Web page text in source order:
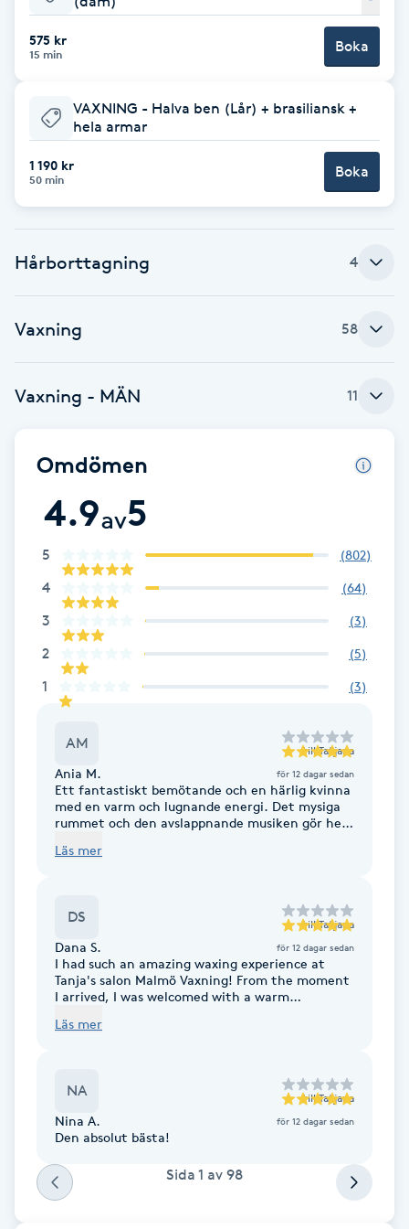
Babylights
Balayage
Bambumassage
Barber
Blowout
Bottenfärg
Bröllopsuppsättning
Celluliter
Color correction
Cryoterapi
Dermapen
Diamantslipning
Extensions
Extensions borttagning
Eyeliner-tatuering
575 kr
15 min Boka
VAXNING - Halva ben (Lår) + brasiliansk +
hela armar
1 190 kr
50 min Boka
Hårborttagning 4
Vaxning 58
Vaxning - MÄN 11
Omdömen
4.9av5
5 (802)
4 (64)
3 (3)
2 (5)
1 (3)
AM till Tatjana
Ania M. för 12 dagar sedan
Ett fantastiskt bemötande och en härlig kvinna
med en varm och lugnande energi. Det mysiga
rummet och den avslappnande musiken gör hela
mycket erfaren, arbetar tryggt och
Läs mer
DS till Tatjana
Dana S. för 12 dagar sedan
I had such an amazing waxing experience at
Tanja's salon Malmö Vaxning! From the moment
I arrived, I was welcomed with a warm
ease. The treatment was professional, gentle,
incredibly skilled, and the results were smooth,
flawless, and exceeded my expectations. I truly
the clean, relaxing environment. I highly
recommend Tanja's salon Malmö Vaxning to
anyone looking for a top-quality waxing
experience!
Läs mer
NA till Tatjana
Nina A. för 12 dagar sedan
Den absolut bästa!
Sida 1 av 98